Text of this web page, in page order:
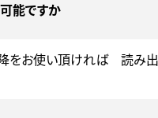
能ですか
をお使い頂ければ 読み